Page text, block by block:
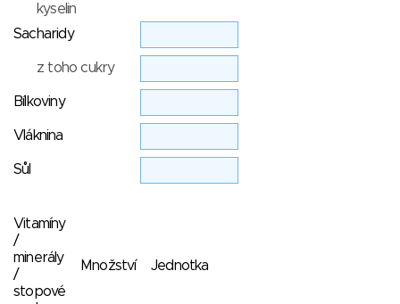
kyselin
Sacharidy
z toho cukry
Bílkoviny
Vláknina
Sůl
Vitamíny
/
minerály
/
stopové
Množství Jednotka